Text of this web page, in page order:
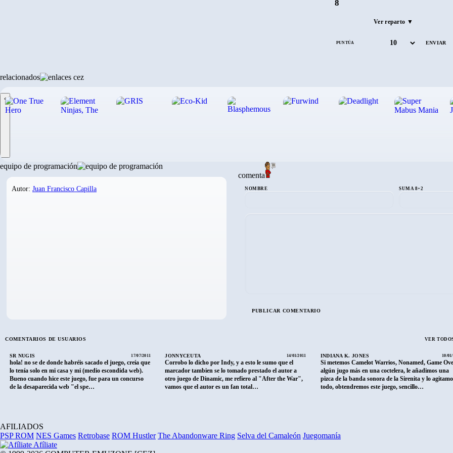
8
Ver reparto ▼
PUNTÚA
relacionados
‹
equipo de programación
Autor: Juan Francisco Capilla
comenta
NOMBRE SUMA 8+2
COMENTARIOS DE USUARIOS VER
SR NUGIS 17/07/2011
hola! no se de donde habréis sacado el juego, creía que
lo tenía solo en mi casa y mi (medio escondida web).
Bueno cuando hice este juego, fue para un concurso
de la desaparecida web "el spe…
JONNYCEUTA 14/01/2011
Corrobo lo dicho por Indy, y a esto le sumo que el
marcador tambien se lo tomado prestado el autor a
otro juego de Dinamic, me refiero al "After the War",
vamos que el autor es un fan total…
INDIANA K. JONES 10/
Si metemos Camelot Warrios, Nonamed, Game
algún jugo más en una coctelera, le añadimos una
pizca de la banda sonora de la Sirenita y lo
todo, obtendremos este juego, sencillo…
AFILIADOS
PSP ROM NES Games Retrobase ROM Hustler The Abandonware Ring Selva del Camaleón Juegomanía
Afíliate